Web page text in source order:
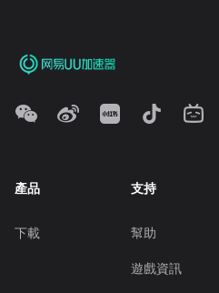
產品
下載
支持
幫助
遊戲資訊